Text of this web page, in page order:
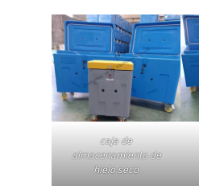
caja de
almacenamiento de
hielo seco